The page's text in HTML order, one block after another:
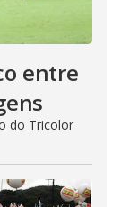
entre
do Tricolor